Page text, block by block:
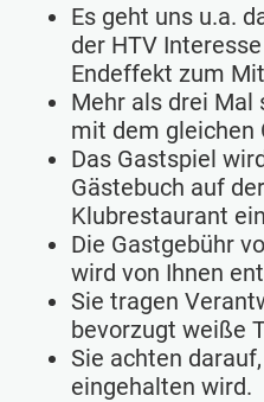
Es geht uns u.a.
der HTV
Endeffekt zum
Mehr als drei Mal
mit dem gleichen
Das Gastspiel
Gästebuch auf
Klubrestaurant
Die Gastgebühr
wird von Ihnen
Sie tragen
bevorzugt weiße
Sie achten
eingehalten wird.